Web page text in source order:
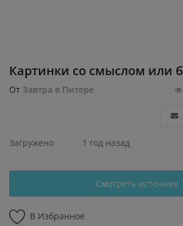
Картинки со смыслом или
От Завтра в Питере
Загружено 1 год назад
Смотреть источник
В Избранное